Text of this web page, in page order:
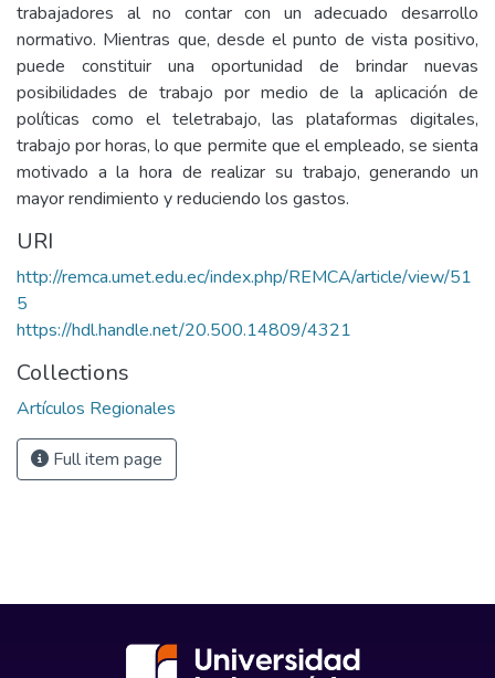
trabajadores al no contar con un adecuado desarrollo
normativo. Mientras que, desde el punto de vista positivo,
puede constituir una oportunidad de brindar nuevas
posibilidades de trabajo por medio de la aplicación de
políticas como el teletrabajo, las plataformas digitales,
trabajo por horas, lo que permite que el empleado, se sienta
motivado a la hora de realizar su trabajo, generando un
mayor rendimiento y reduciendo los gastos.
URI
http://remca.umet.edu.ec/index.php/REMCA/article/view/51
5
https://hdl.handle.net/20.500.14809/4321
Collections
Artículos Regionales
Full item page